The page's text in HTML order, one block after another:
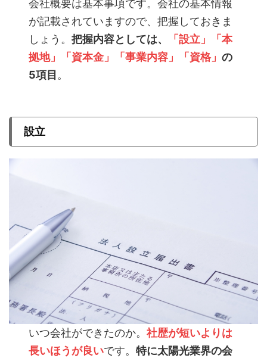
会社概要は基本事項です。会社の基本情報
が記載されていますので、把握しておきま
しょう。把握内容としては、
「設立」「本
拠地」「資本金」「事業内容」「資格」の
5項目 。
設立
いつ会社ができたのか。社歴が短いよりは
長いほうが良いです。特に太陽光業界の会